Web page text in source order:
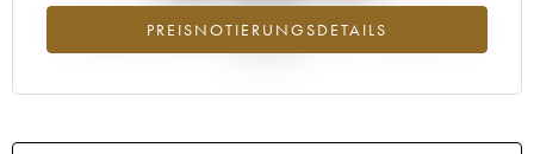
PREISNOTIERUNGSDETAILS
Preisabfall des Jahrgangs 2003 im Jahr 2026 im Vergleich zum